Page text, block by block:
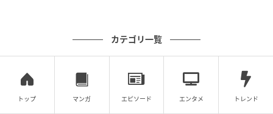
カテゴリ一覧
トップ マンガ エピソード エンタメ トレンド